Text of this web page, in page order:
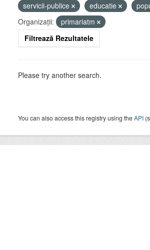
servicii-publice
educatie
Organizații:
primariatm
Filtrează Rezultatele
Please try another search.
You can also access this registry using theAPI